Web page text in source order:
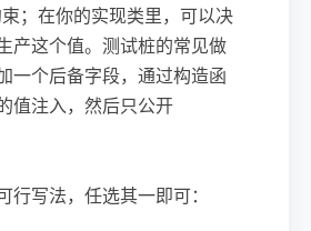
；在你的实现类里，可以决
产这个值。测试桩的常见做
一个后备字段，通过构造函
值注入，然后只公开
行写法，任选其一即可：